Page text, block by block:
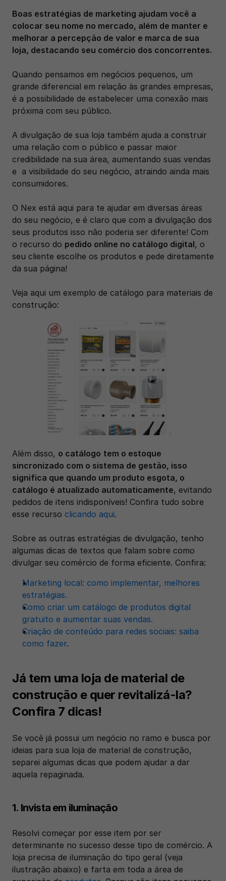
Boas estratégias de marketing ajudam você a
colocar seu nome no mercado, além de manter e
melhorar a percepção de valor e marca de sua
loja, destacando seu comércio dos concorrentes.
Quando pensamos em negócios pequenos, um
grande diferencial em relação às grandes empresas,
é a possibilidade de estabelecer uma conexão mais
próxima com seu público.
A divulgação de sua loja também ajuda a construir
uma relação com o público e passar maior
credibilidade na sua área, aumentando suas vendas
e  a visibilidade do seu negócio, atraindo ainda mais
consumidores.
O Nex está aqui para te ajudar em diversas áreas
do seu negócio, e é claro que com a divulgação dos
seus produtos isso não poderia ser diferente! Com
o recurso do pedido online no catálogo digital, o
seu cliente escolhe os produtos e pede diretamente
da sua página!
Veja aqui um exemplo de catálogo para materiais de
construção:
‍Além disso, o catálogo tem o estoque
sincronizado com o sistema de gestão, isso
significa que quando um produto esgota, o
catálogo é atualizado automaticamente, evitando
pedidos de itens indisponíveis! Confira tudo sobre
esse recurso clicando aqui.
Sobre as outras estratégias de divulgação, tenho
algumas dicas de textos que falam sobre como
divulgar seu comércio de forma eficiente. Confira:
Marketing local: como implementar, melhores
estratégias.
Como criar um catálogo de produtos digital
gratuito e aumentar suas vendas.
Criação de conteúdo para redes sociais: saiba
como fazer.
Já tem uma loja de material de
construção e quer revitalizá-la?
Confira 7 dicas!
Se você já possui um negócio no ramo e busca por
ideias para sua loja de material de construção,
separei algumas dicas que podem ajudar a dar
aquela repaginada.
1. Invista em iluminação
Resolvi começar por esse item por ser
determinante no sucesso desse tipo de comércio. A
loja precisa de iluminação do tipo geral (veja
ilustração abaixo) e farta em toda a área de